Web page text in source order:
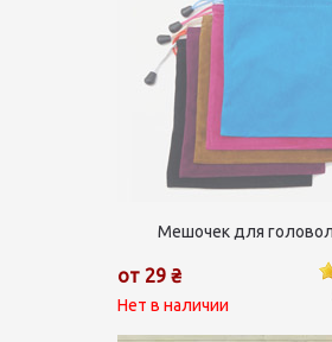
Мешочек для
от 29 ₴
Нет в наличии